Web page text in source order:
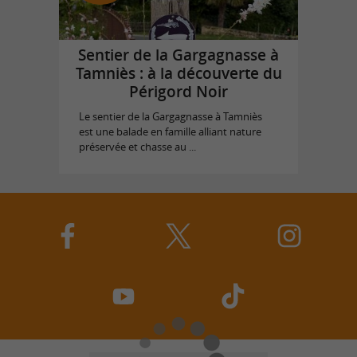
Sentier de la Gargagnasse à
Tamniès : à la découverte du
Périgord Noir
Le sentier de la Gargagnasse à Tamniès
est une balade en famille alliant nature
préservée et chasse au ...